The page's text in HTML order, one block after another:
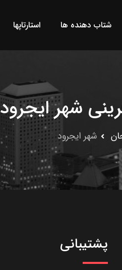
شتاب دهنده ها استارتاپها
شهر ایجرود
شهر ایجرود
پشتیبانی